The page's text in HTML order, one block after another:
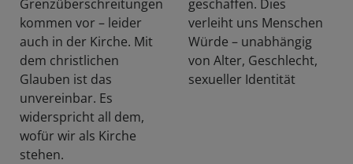
Grenzüberschreitungen
kommen vor – leider
auch in der Kirche. Mit
dem christlichen
Glauben ist das
unvereinbar. Es
widerspricht all dem,
wofür wir als Kirche
stehen.
geschaffen. Dies
verleiht uns Menschen
Würde – unabhängig
von Alter, Geschlecht,
sexueller Identität